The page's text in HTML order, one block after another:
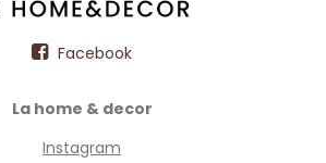
Facebook
La home & decor
Instagram